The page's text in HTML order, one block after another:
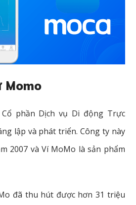
Momo
phần Dịch vụ Di động Trực
lập và phát triển. Công ty này
2007 và Ví MoMo là sản phẩm
đã thu hút được hơn 31 triệu